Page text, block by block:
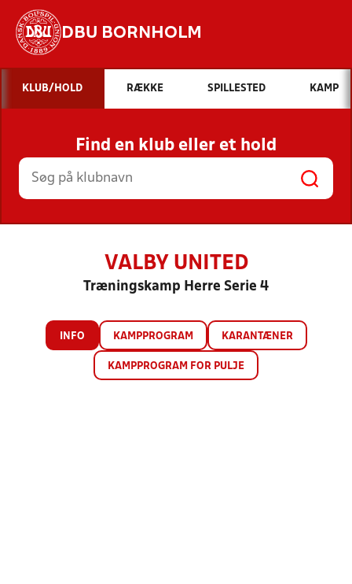
DBU BORNHOLM
Hvad vil du søge efter?
INDHOLD OG NYHEDER
STILLINGER, RESULTATER, KLUBBER OG
HOLD
KLUB/HOLD RÆKKE SPILLESTED KAMP
Find en klub eller et hold
VALBY UNITED
Træningskamp Herre Serie 4
INFO KAMPPROGRAM KARANTÆNER
KAMPPROGRAM FOR PULJE